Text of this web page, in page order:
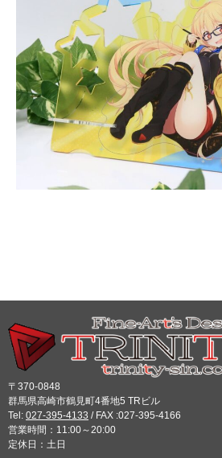
〒370-0848
群馬県高崎市鶴見町4番地5 TRビル
Tel: 027-395-4133 / FAX :027-395-4166
営業時間：11:00～20:00
定休日：土日